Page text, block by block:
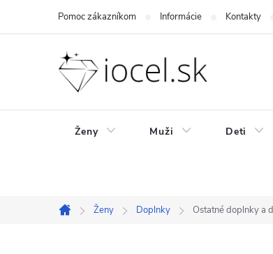
Pomoc zákazníkom Informácie Kontakty
Ženy Muži Deti
Domov
Ženy Doplnky Ostatné doplnky a